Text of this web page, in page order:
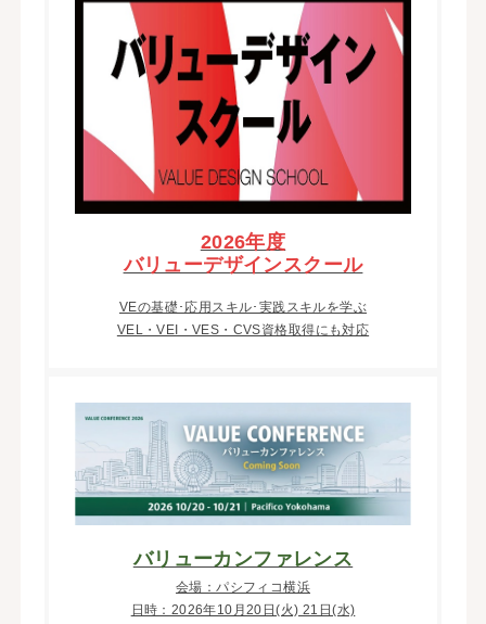
2026年度
バリューデザインスクール
VEの基礎･応用スキル･実践スキルを学ぶ
VEL・VEI・VES・CVS資格取得にも対応
バリューカンファレンス
会場：パシフィコ横浜
日時：2026年10月20日(火) 21日(水)